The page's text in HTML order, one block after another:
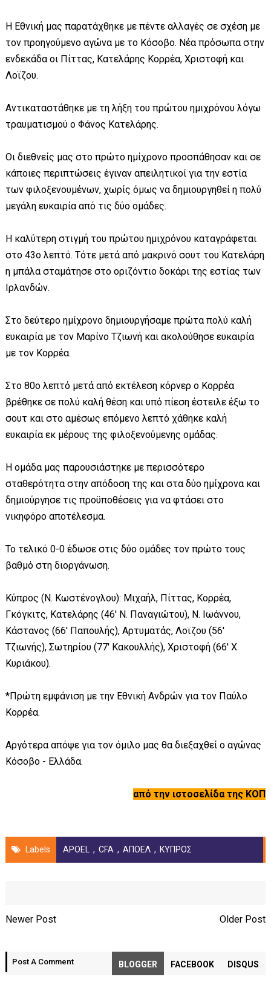
Η Εθνική μας παρατάχθηκε με πέντε αλλαγές σε σχέση με
τον προηγούμενο αγώνα με το Κόσοβο. Νέα πρόσωπα στην
ενδεκάδα οι Πίττας, Κατελάρης Κορρέα, Χριστοφή και
Λοϊζου.
Αντικαταστάθηκε με τη λήξη του πρώτου ημιχρόνου λόγω
τραυματισμού ο Φάνος Κατελάρης.
Οι διεθνείς μας στο πρώτο ημίχρονο προσπάθησαν και σε
κάποιες περιπτώσεις έγιναν απειλητικοί για την εστία
των φιλοξενουμένων, χωρίς όμως να δημιουργηθεί η πολύ
μεγάλη ευκαιρία από τις δύο ομάδες.
Η καλύτερη στιγμή του πρώτου ημιχρόνου καταγράφεται
στο 43ο λεπτό. Τότε μετά από μακρινό σουτ του Κατελάρη
η μπάλα σταμάτησε στο οριζόντιο δοκάρι της εστίας των
Ιρλανδών.
Στο δεύτερο ημίχρονο δημιουργήσαμε πρώτα πολύ καλή
ευκαιρία με τον Μαρίνο Τζιωνή και ακολούθησε ευκαιρία
με τον Κορρέα.
Στο 80ο λεπτό μετά από εκτέλεση κόρνερ ο Κορρέα
βρέθηκε σε πολύ καλή θέση και υπό πίεση έστειλε έξω το
σουτ και στο αμέσως επόμενο λεπτό χάθηκε καλή
ευκαιρία εκ μέρους της φιλοξενούμενης ομάδας.
Η ομάδα μας παρουσιάστηκε με περισσότερο
σταθερότητα στην απόδοση της και στα δύο ημίχρονα και
δημιούργησε τις προϋποθέσεις για να φτάσει στο
νικηφόρο αποτέλεσμα.
Το τελικό 0-0 έδωσε στις δύο ομάδες τον πρώτο τους
βαθμό στη διοργάνωση.
Κύπρος (Ν. Κωστένογλου): Μιχαήλ, Πίττας, Κορρέα,
Γκόγκιτς, Κατελάρης (46' Ν. Παναγιώτου), Ν. Ιωάννου,
Κάστανος (66' Παπουλής), Αρτυματάς, Λοϊζου (56'
Τζιωνής), Σωτηρίου (77' Κακουλλής), Χριστοφή (66' Χ.
Κυριάκου).
*Πρώτη εμφάνιση με την Εθνική Ανδρών για τον Παύλο
Κορρέα.
Αργότερα απόψε για τον όμιλο μας θα διεξαχθεί ο αγώνας
Κόσοβο - Ελλάδα.
από την ιστοσελίδα της ΚΟΠ
Labels APOEL , CFA , ΑΠΟΕΛ , ΚΥΠΡΟΣ
Newer Post Older Post
Post A Comment BLOGGER FACEBOOK DISQUS